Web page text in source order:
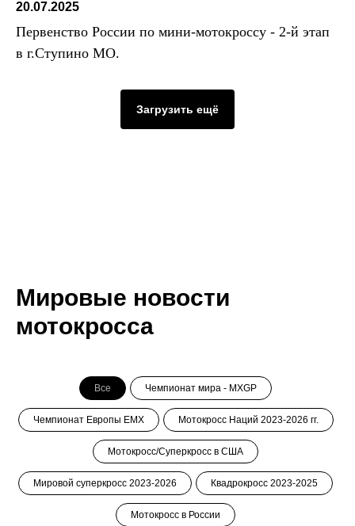
20.07.2025
Первенство России по мини-мотокроссу - 2-й этап
в г.Ступино МО.
Загрузить ещё
Мировые новости
мотокросса
Все Чемпионат мира - MXGP
Чемпионат Европы ЕМХ Мотокросс Наций 2023-2026 гг.
Мотокросс/Суперкросс в США
Мировой суперкросс 2023-2026 Квадрокросс 2023-2025
Мотокросс в России